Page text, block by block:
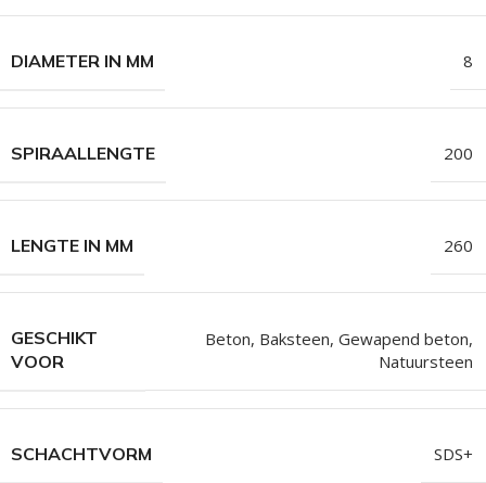
DIAMETER IN MM 8
SPIRAALLENGTE 200
LENGTE IN MM 260
GESCHIKT
VOOR
Beton, Baksteen, Gewapend beton,
Natuursteen
SCHACHTVORM SDS+